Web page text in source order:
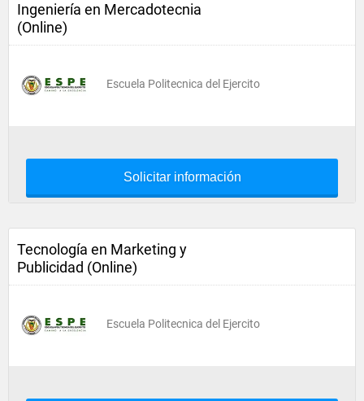
Ingeniería en Mercadotecnia
(Online)
Escuela Politecnica del Ejercito
Solicitar información
Tecnología en Marketing y
Publicidad (Online)
Escuela Politecnica del Ejercito